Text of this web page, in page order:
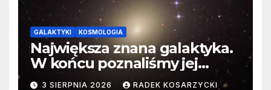
GALAKTYKI KOSMOLOGIA
Największa znana galaktyka.
W końcu poznaliśmy jej
faktyczne wymiary
3 SIERPNIA 2026 RADEK KOSARZYCKI